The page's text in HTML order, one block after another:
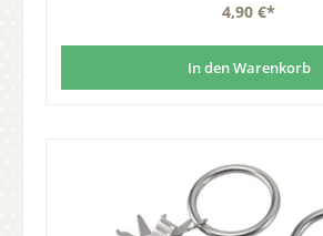
4,90 €*
In den Warenkorb